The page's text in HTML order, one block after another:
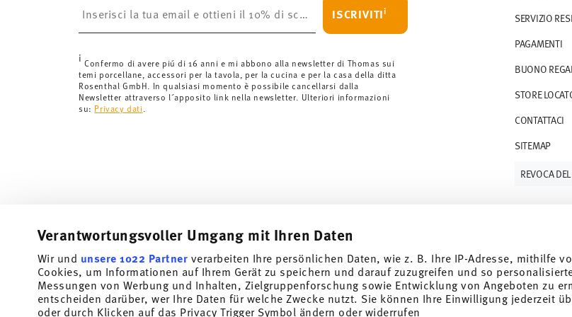
Verantwortungsvoller Umgang mit Ihren Daten
Wir und unsere 1022 Partner verarbeiten Ihre persönlichen Daten, wie z. B. Ihre IP-Adresse, mithilfe
Cookies, um Informationen auf Ihrem Gerät zu speichern und darauf zuzugreifen und so
Messungen von Werbung und Inhalten, Zielgruppenforschung sowie Entwicklung von Angeboten zu
entscheiden darüber, wer Ihre Daten für welche Zwecke nutzt. Sie können Ihre Einwilligung jederzeit
oder durch Klicken auf das Privacy Trigger Symbol ändern oder widerrufen
è gratuita.
Svizzera:Le spedizioni in Svizzera sono gratuite per ordini a partire da 69,90 CHF. Per ordini
Tempi di spedizione in Italia:5-7 giorni lavorativi per gli articoli in stock. Puoi visualizzare i tempi
di consegna per altri paesiqui.
Fornitore del servizio di spedizione:Spediamo con UPS (consegna standard) in Italia.
TracciabilitàRiceverete un codice di tracciamento via e-mail non appena il vostro pacco verrà
ISCRIVITIi
i Confermo di avere piú di 16 anni e mi abbono alla newsletter di Thomas sui
temi porcellane, accessori per la tavola, per la cucina e per la casa della ditta
Rosenthal GmbH. In qualsiasi momento è possibile cancellarsi dalla
Newsletter attraverso l´apposito link nella newsletter. Ulteriori informazioni
su: Privacy dati
SERVIZIO RESI
PAGAMENTI
BUONO
STORE
CONTATTACI
SITEMAP
REVOCA